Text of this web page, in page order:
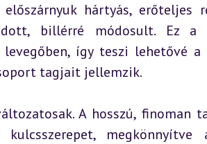
hártyás, erőteljes
billérré módosult. Ez
levegőben, így teszi lehetővé
tagjait jellemzik.
A hosszú, finoman
kulcsszerepet,